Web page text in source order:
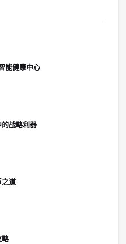
能健康中心
战略利器
之道
略